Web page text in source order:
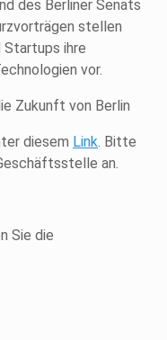
des Berliner Senats
stellen
Startups ihre
vor.
Zukunft von Berlin
diesem Link. Bitte
an.
Sie die